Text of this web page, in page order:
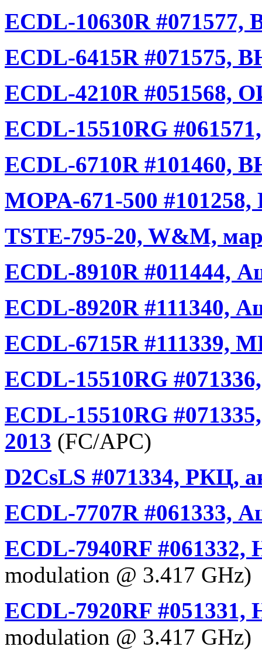
ECDL-10630R
ECDL-6415R #071575,
ECDL-4210R #051568,
ECDL-15510RG
ECDL-6710R #101460,
MOPA-671-500
TSTE-795-20, W&M,
ECDL-8910R #011444,
ECDL-8920R #111340,
ECDL-6715R #111339,
ECDL-15510RG
ECDL-15510RG
2013 (FC/APC)
D2CsLS #071334, РКЦ,
ECDL-7707R #061333,
ECDL-7940RF
modulation @ 3.417 GHz)
ECDL-7920RF
modulation @ 3.417 GHz)